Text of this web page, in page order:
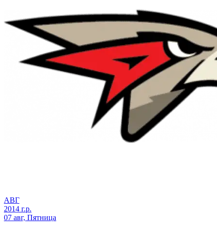
АВГ
2014 г.р.
07 авг, Пятница